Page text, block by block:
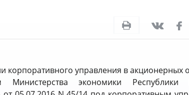
корпоративного управления в акционерных
Министерства экономики Республики